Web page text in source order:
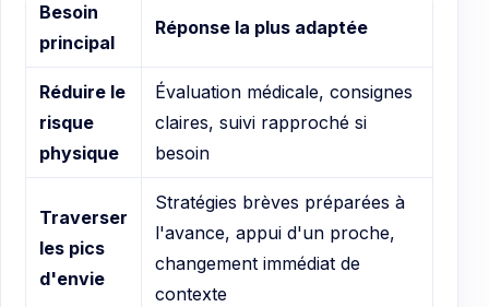
Besoin
principal
Réponse la plus adaptée
Réduire le
risque
physique
Évaluation médicale, consignes
claires, suivi rapproché si
besoin
Traverser
les pics
d'envie
Stratégies brèves préparées à
l'avance, appui d'un proche,
changement immédiat de
contexte